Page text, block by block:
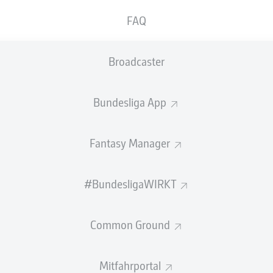
FAQ
Broadcaster
Bundesliga App
Fantasy Manager
#BundesligaWIRKT
Common Ground
Mitfahrportal
die Führung ein - und wusste auch darüber